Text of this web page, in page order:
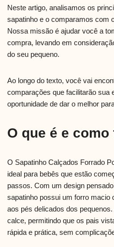
Neste artigo, analisamos os
sapatinho e o comparamos com
Nossa missão é ajudar você a
compra, levando em
do seu pequeno.
Ao longo do texto, você vai
comparações que facilitarão sua
oportunidade de dar o melhor
O que é e
O Sapatinho Calçados Forrado
ideal para bebês que estão
passos. Com um design
sapatinho possui um forro macio
aos pés delicados dos
calce, permitindo que os pais
rápida e prática, sem